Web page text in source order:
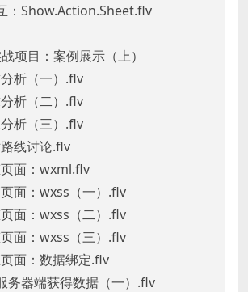
：Show.Action.Sheet.flv
项目：案例展示（上）
分析（一）.flv
分析（二）.flv
分析（三）.flv
路线讨论.flv
页面：wxml.flv
页面：wxss（一）.flv
页面：wxss（二）.flv
页面：wxss（三）.flv
页面：数据绑定.flv
务器端获得数据（一）.flv